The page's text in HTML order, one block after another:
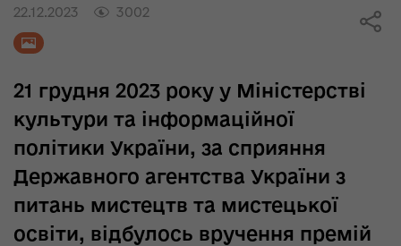
22.12.2023 3002
21 грудня 2023 року у Міністерстві
культури та інформаційної
політики України, за сприяння
Державного агентства України з
питань мистецтв та мистецької
освіти, відбулось вручення премій